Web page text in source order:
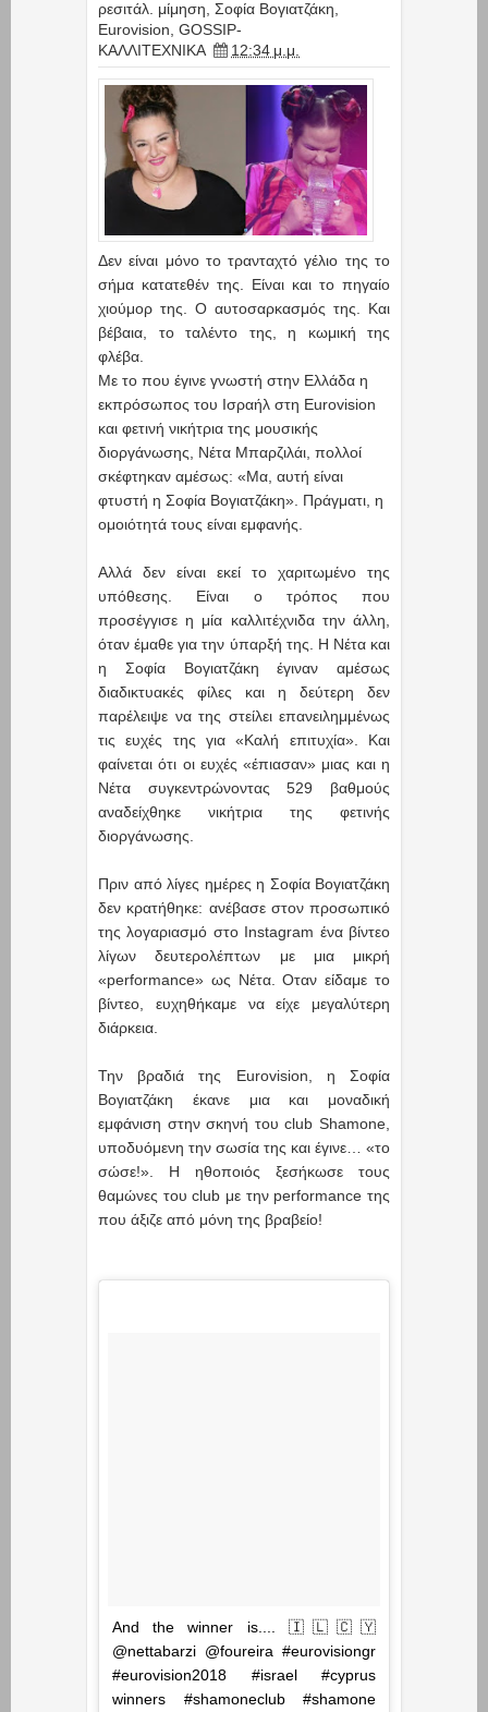
ρεσιτάλ. μίμηση Σοφία Βογιατζάκη
Eurovision GOSSIP-
ΚΑΛΛΙΤΕΧΝΙΚΑ
12:34 μ.μ.
Δεν είναι μόνο το τρανταχτό γέλιο της το
σήμα κατατεθέν της. Είναι και το πηγαίο
χιούμορ της. Ο αυτοσαρκασμός της. Και
βέβαια, το ταλέντο της, η κωμική της
φλέβα.
Με το που έγινε γνωστή στην Ελλάδα η
εκπρόσωπος του Ισραήλ στη Eurovision
και φετινή νικήτρια της μουσικής
διοργάνωσης, Νέτα Μπαρζιλάι, πολλοί
σκέφτηκαν αμέσως: «Μα, αυτή είναι
φτυστή η Σοφία Βογιατζάκη». Πράγματι, η
ομοιότητά τους είναι εμφανής.
Αλλά δεν είναι εκεί το χαριτωμένο της
υπόθεσης. Είναι ο τρόπος που
προσέγγισε η μία καλλιτέχνιδα την άλλη,
όταν έμαθε για την ύπαρξή της. Η Νέτα και
η Σοφία Βογιατζάκη έγιναν αμέσως
διαδικτυακές φίλες και η δεύτερη δεν
παρέλειψε να της στείλει επανειλημμένως
τις ευχές της για «Καλή επιτυχία». Και
φαίνεται ότι οι ευχές «έπιασαν» μιας και η
Νέτα συγκεντρώνοντας 529 βαθμούς
αναδείχθηκε νικήτρια της φετινής
διοργάνωσης.
Πριν από λίγες ημέρες η Σοφία Βογιατζάκη
δεν κρατήθηκε: ανέβασε στον προσωπικό
της λογαριασμό στο Instagram ένα βίντεο
λίγων δευτερολέπτων με μια μικρή
«performance» ως Νέτα. Οταν είδαμε το
βίντεο, ευχηθήκαμε να είχε μεγαλύτερη
διάρκεια.
Την βραδιά της Eurovision, η Σοφία
Βογιατζάκη έκανε μια και μοναδική
εμφάνιση στην σκηνή του club Shamone,
υποδυόμενη την σωσία της και έγινε… «το
σώσε!». Η ηθοποιός ξεσήκωσε τους
θαμώνες του club με την performance της
που άξιζε από μόνη της βραβείο!
And the winner is.... 🇮🇱🇨🇾
@nettabarzi @foureira #eurovisiongr
#eurovision2018 #israel #cyprus
winners #shamoneclub #shamone